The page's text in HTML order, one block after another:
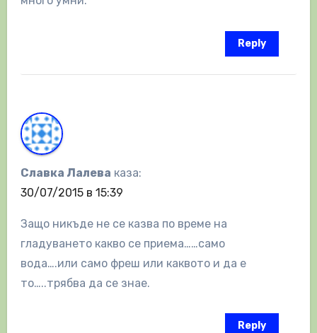
Reply
Славка Лалева каза:
30/07/2015 в 15:39
Защо никъде не се казва по време на
гладуването какво се приема……само
вода….или само фреш или каквото и да е
то…..трябва да се знае.
Reply